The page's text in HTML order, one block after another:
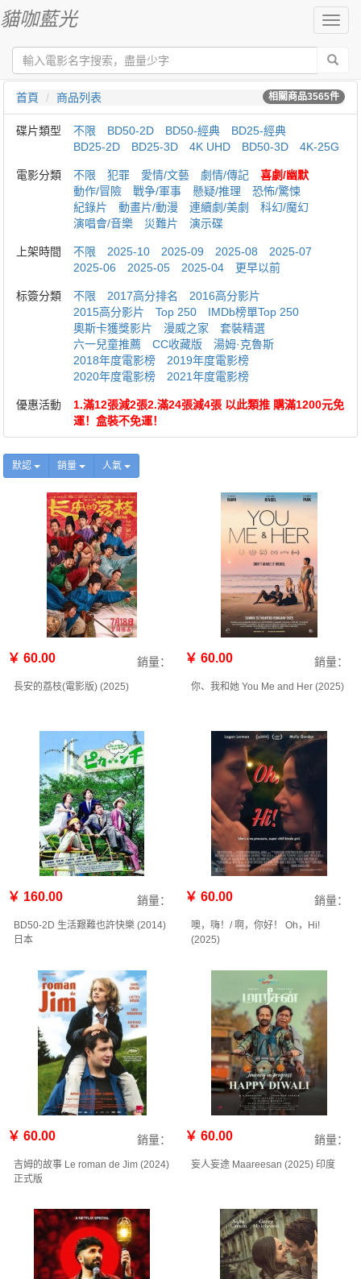
切
換
導
貓咖藍光
相關商品3565件
首頁 商品列表
碟片類型 不限 BD50-2D BD50-經典
BD25-經典
BD25-2D
BD25-3D 4K UHD BD50-3D 4K-25G
電影分類 不限 犯罪 愛情/文藝 劇情/傳記
喜劇/幽默
動作/冒險
戰争/軍事 懸疑/推理
恐怖/驚悚
紀錄片
動畫片/動漫 連續劇/美劇
科幻/魔幻
演唱會/音樂
災難片 演示碟
上架時間 不限 2025-10 2025-09 2025-08
2025-07
2025-06
2025-05 2025-04 更早以前
标簽分類 不限 2017高分排名
2016高分影片
2015高分影片
Top 250
IMDb榜單Top 250
奧斯卡獲獎影片
漫威之家
套裝精選
六一兒童推薦
CC收藏版
湯姆·克魯斯
2018年度電影榜
2019年度電影榜
2020年度電影榜
2021年度電影榜
優惠活動
1.滿12張減2張2.滿24張減4張 以此類推 購滿1200元免
運！盒裝不免運！
默認 銷量 人氣
￥ 60.00 銷量：
長安的荔枝(電影版) (2025)
￥ 60.00 銷量：
你、我和她 You Me and Her (2025)
￥ 160.00 銷量：
BD50-2D 生活艱難也許快樂 (2014)
日本
￥ 60.00 銷量：
噢，嗨！/ 啊，你好！ Oh，Hi!
(2025)
￥ 60.00 銷量：
吉姆的故事 Le roman de Jim (2024)
正式版
￥ 60.00 銷量：
妄人妄途 Maareesan (2025) 印度